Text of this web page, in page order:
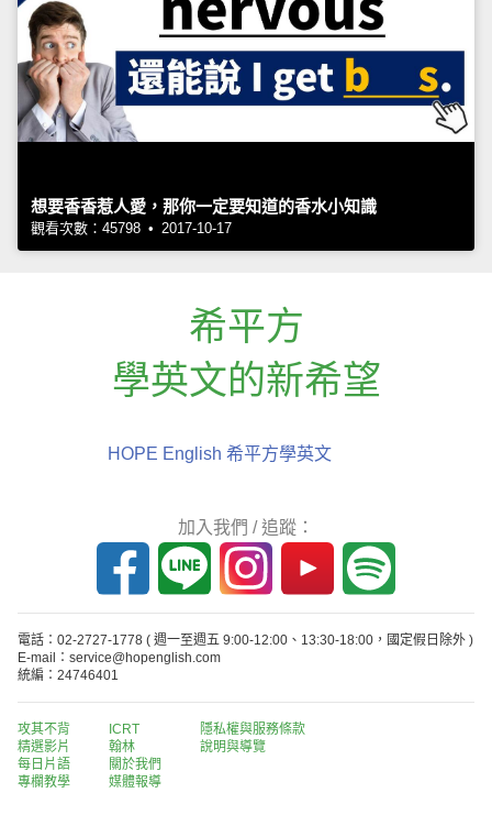
想要香香惹人愛，那你一定要知道的香水小知識
觀看次數：45798 • 2017-10-17
希平方
學英文的新希望
HOPE English 希平方學英文
加入我們 / 追蹤：
電話：02-2727-1778 ( 週一至週五 9:00-12:00、13:30-18:00，國定假日除外 )
E-mail：service@hopenglish.com
統編：24746401
攻其不背
精選影片
每日片語
專欄教學
ICRT
翰林
關於我們
媒體報導
隱私權與服務條款
說明與導覽